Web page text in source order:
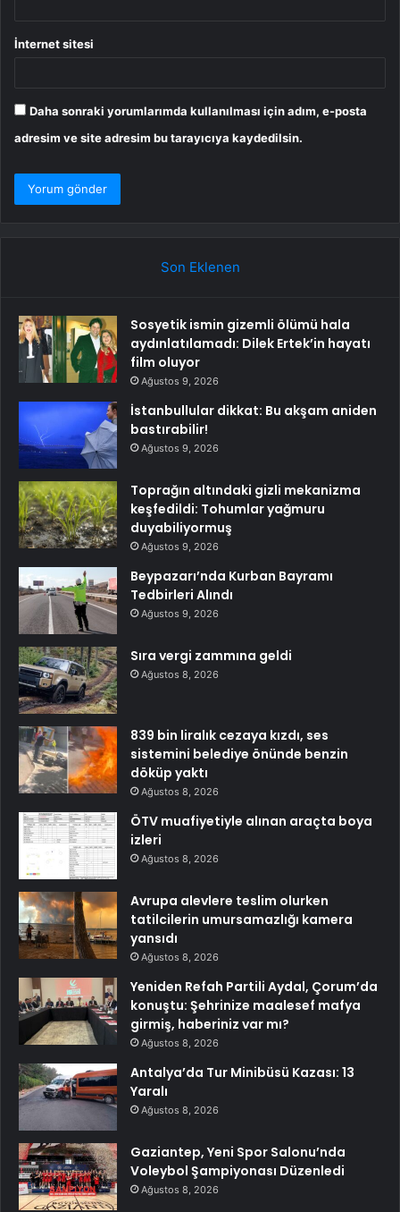
İnternet sitesi
Daha sonraki yorumlarımda kullanılması için adım, e-posta
adresim ve site adresim bu tarayıcıya kaydedilsin.
Son Eklenen
Sosyetik ismin gizemli ölümü hala
aydınlatılamadı: Dilek Ertek’in hayatı
film oluyor
Ağustos 9, 2026
İstanbullular dikkat: Bu akşam aniden
bastırabilir!
Ağustos 9, 2026
Toprağın altındaki gizli mekanizma
keşfedildi: Tohumlar yağmuru
duyabiliyormuş
Ağustos 9, 2026
Beypazarı’nda Kurban Bayramı
Tedbirleri Alındı
Ağustos 9, 2026
Sıra vergi zammına geldi
Ağustos 8, 2026
839 bin liralık cezaya kızdı, ses
sistemini belediye önünde benzin
döküp yaktı
Ağustos 8, 2026
ÖTV muafiyetiyle alınan araçta boya
izleri
Ağustos 8, 2026
Avrupa alevlere teslim olurken
tatilcilerin umursamazlığı kamera
yansıdı
Ağustos 8, 2026
Yeniden Refah Partili Aydal, Çorum’da
konuştu: Şehrinize maalesef mafya
girmiş, haberiniz var mı?
Ağustos 8, 2026
Antalya’da Tur Minibüsü Kazası: 13
Yaralı
Ağustos 8, 2026
Gaziantep, Yeni Spor Salonu’nda
Voleybol Şampiyonası Düzenledi
Ağustos 8, 2026